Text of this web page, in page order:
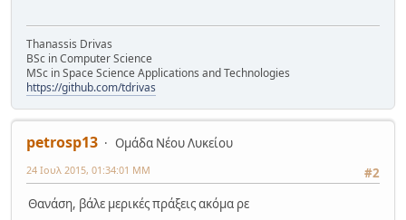
Thanassis Drivas
BSc in Computer Science
MSc in Space Science Applications and Technologies
https://github.com/tdrivas
petrosp13
Ομάδα Νέου Λυκείου
#2
24 Ιουλ 2015, 01:34:01 ΜΜ
Θανάση, βάλε μερικές πράξεις ακόμα ρε